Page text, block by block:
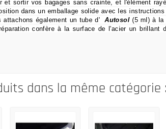
et sortir vos bagages sans crainte,et l'élément
dans un emballage solide avec les
attachons également un tube d' Autosol (5 ml) à la
confère à la surface de l'acier un brillant
dans la même catégorie :